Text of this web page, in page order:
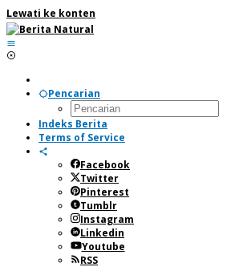
Lewati ke konten
Pencarian
Indeks Berita
Terms of Service
Facebook
Twitter
Pinterest
Tumblr
Instagram
Linkedin
Youtube
RSS